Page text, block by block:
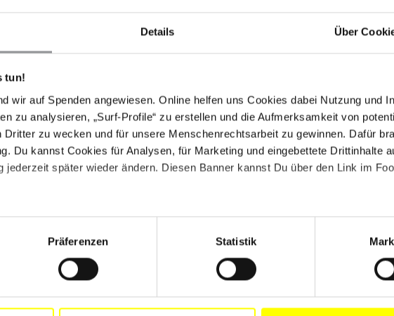
Details Über
tun!
wir auf Spenden angewiesen. Online helfen uns Cookies dabei Nutzung und
zu analysieren, „Surf-Profile“ zu erstellen und die Aufmerksamkeit von
Dritter zu wecken und für unsere Menschenrechtsarbeit zu gewinnen. Dafür
Du kannst Cookies für Analysen, für Marketing und eingebettete Drittinhalte
jederzeit später wieder ändern. Diesen Banner kannst Du über den Link im
Präferenzen Statistik
Drucken